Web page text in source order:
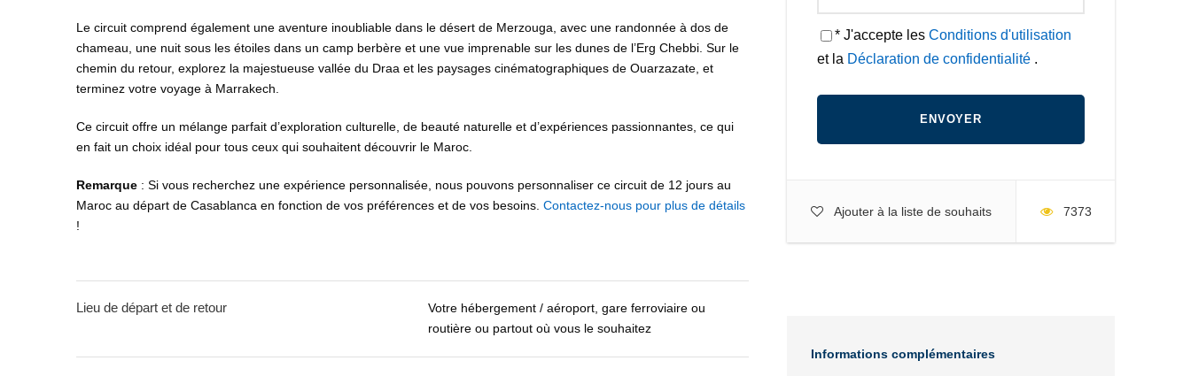
* J'accepte les Conditions d'utilisation
et la Déclaration de confidentialité .
Ajouter à la liste de souhaits 7373
Informations complémentaires
Le circuit comprend également une aventure inoubliable dans le désert de Merzouga, avec une randonnée à dos de
chameau, une nuit sous les étoiles dans un camp berbère et une vue imprenable sur les dunes de l’Erg Chebbi. Sur le
chemin du retour, explorez la majestueuse vallée du Draa et les paysages cinématographiques de Ouarzazate, et
terminez votre voyage à Marrakech.
Ce circuit offre un mélange parfait d’exploration culturelle, de beauté naturelle et d’expériences passionnantes, ce qui
en fait un choix idéal pour tous ceux qui souhaitent découvrir le Maroc.
Remarque : Si vous recherchez une expérience personnalisée, nous pouvons personnaliser ce circuit de 12 jours au
Maroc au départ de Casablanca en fonction de vos préférences et de vos besoins. Contactez-nous pour plus de détails
!
Lieu de départ et de retour
Votre hébergement / aéroport, gare ferroviaire ou
routière ou partout où vous le souhaitez